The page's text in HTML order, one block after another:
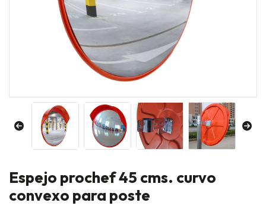
Espejo prochef 45 cms. curvo
convexo para poste